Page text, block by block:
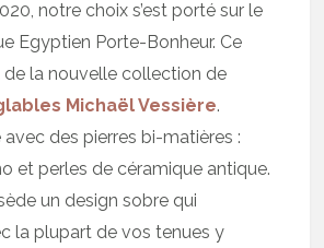
notre choix s’est porté sur le
Egyptien Porte-Bonheur. Ce
de la nouvelle collection de
Michaël Vessière.
des pierres bi-matières :
et perles de céramique antique.
un design sobre qui
la plupart de vos tenues y